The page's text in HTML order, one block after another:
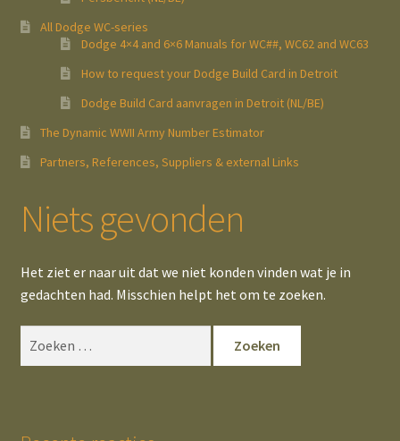
All Dodge WC-series
Dodge 4×4 and 6×6 Manuals for WC##, WC62 and WC63
How to request your Dodge Build Card in Detroit
Dodge Build Card aanvragen in Detroit (NL/BE)
The Dynamic WWII Army Number Estimator
Partners, References, Suppliers & external Links
Niets gevonden
Het ziet er naar uit dat we niet konden vinden wat je in
gedachten had. Misschien helpt het om te zoeken.